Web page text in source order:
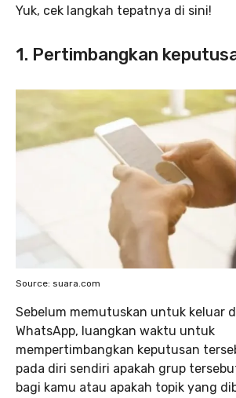
Yuk, cek langkah tepatnya di sini!
1. Pertimbangkan
Source: suara.com
Sebelum memutuskan untuk keluar
WhatsApp, luangkan waktu untuk
mempertimbangkan keputusan
pada diri sendiri apakah grup
bagi kamu atau apakah topik yang